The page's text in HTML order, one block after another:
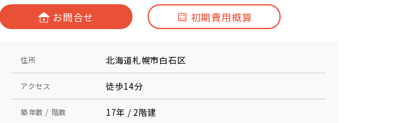
お問合せ 初期費用概算
住所 北海道札幌市白石区
アクセス 徒歩14分
築年数 / 階数 17年 / 2階建